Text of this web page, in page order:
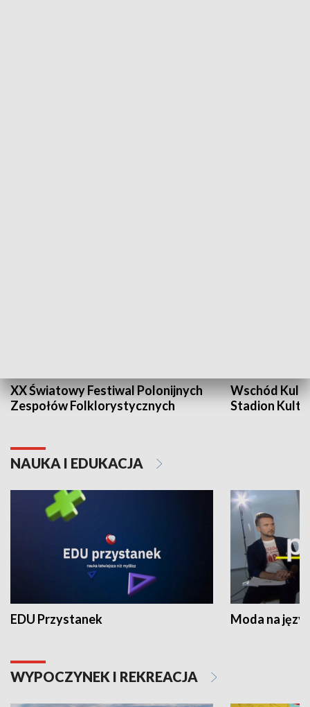
XX Światowy Festiwal Polonijnych
Zespołów Folklorystycznych
Wschód
Stadion
NAUKA I EDUKACJA
EDU Przystanek Moda na
WYPOCZYNEK I REKREACJA